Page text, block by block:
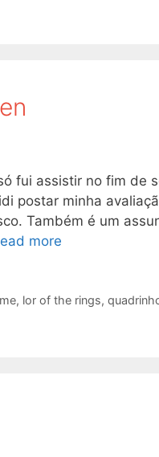
fui assistir no fim de
postar minha
Também é um
more
, lor of the rings,